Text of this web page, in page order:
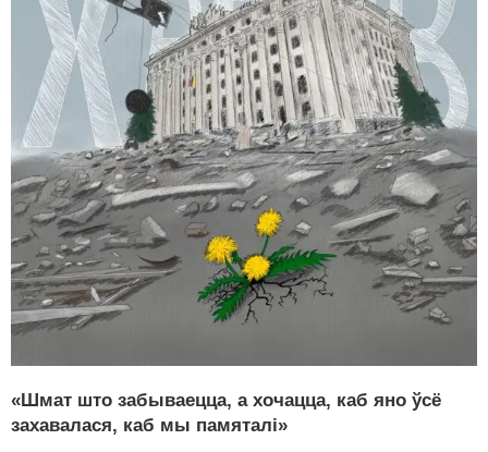
«Шмат што забываецца, а хочацца, каб яно ўсё
захавалася, каб мы памяталі»